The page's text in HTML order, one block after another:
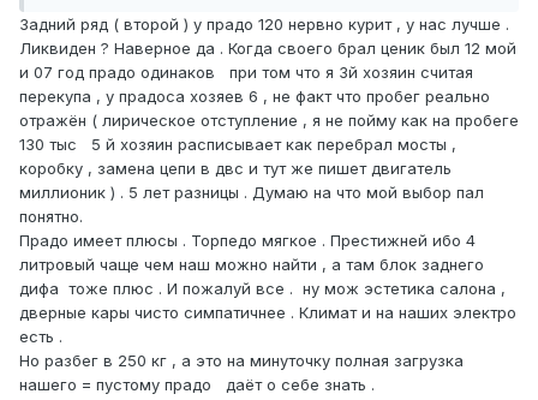
Задний ряд ( второй ) у прадо 120 нервно курит , у нас лучше .
Ликвиден ? Наверное да . Когда своего брал ценик был 12 мой
и 07 год прадо одинаков при том что я 3й хозяин считая
перекупа , у прадоса хозяев 6 , не факт что пробег реально
отражён ( лирическое отступление , я не пойму как на пробеге
130 тыс 5 й хозяин расписывает как перебрал мосты ,
коробку , замена цепи в двс и тут же пишет двигатель
миллионик ) . 5 лет разницы . Думаю на что мой выбор пал
понятно.
Прадо имеет плюсы . Торпедо мягкое . Престижней ибо 4
литровый чаще чем наш можно найти , а там блок заднего
дифа тоже плюс . И пожалуй все . ну мож эстетика салона ,
дверные кары чисто симпатичнее . Климат и на наших электро
есть .
Но разбег в 250 кг , а это на минуточку полная загрузка
нашего = пустому прадо даёт о себе знать .